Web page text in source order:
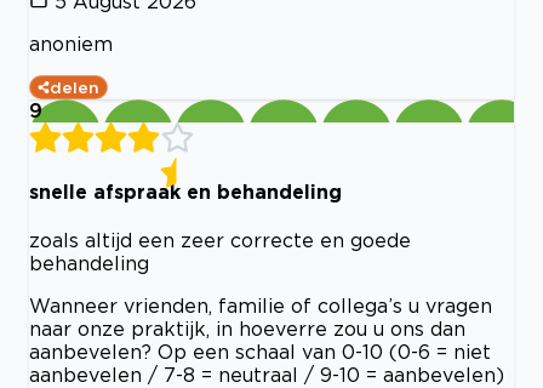
anoniem
delen
9
snelle afspraak en behandeling
zoals altijd een zeer correcte en goede
behandeling
Wanneer vrienden, familie of collega’s u vragen
naar onze praktijk, in hoeverre zou u ons dan
aanbevelen? Op een schaal van 0-10 (0-6 = niet
aanbevelen / 7-8 = neutraal / 9-10 = aanbevelen)